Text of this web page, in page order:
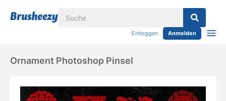
Einloggen Anmelden
Ornament Photoshop Pinsel